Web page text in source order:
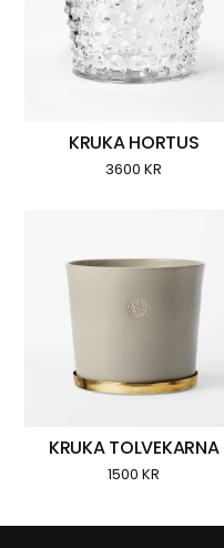
KRUKA HORTUS
3600KR
KRUKA TOLVEKARNA
1500KR